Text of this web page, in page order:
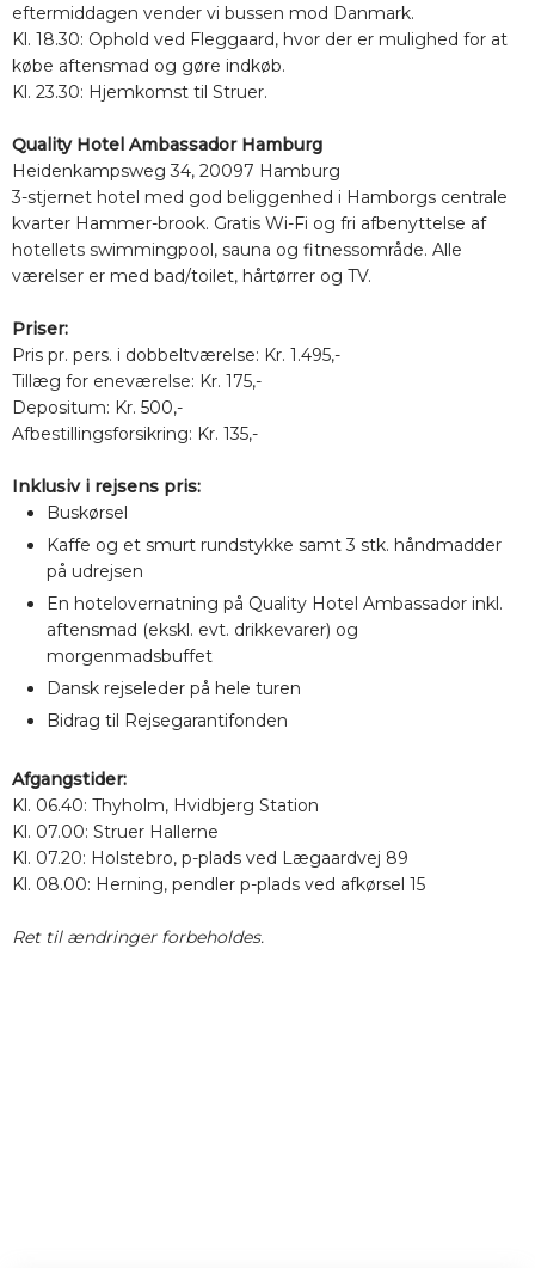
eftermiddagen vender vi bussen mod Danmark.
Kl. 18.30: Ophold ved Fleggaard, hvor der er mulighed for at
købe aftensmad og gøre indkøb.
Kl. 23.30: Hjemkomst til Struer.
Quality Hotel Ambassador Hamburg
Heidenkampsweg 34, 20097 Hamburg
3-stjernet hotel med god beliggenhed i Hamborgs centrale
kvarter Hammer-brook. Gratis Wi-Fi og fri afbenyttelse af
hotellets swimmingpool, sauna og fitnessområde. Alle
værelser er med bad/toilet, hårtørrer og TV.
Priser:
Pris pr. pers. i dobbeltværelse: Kr. 1.495,-
Tillæg for eneværelse: Kr. 175,-
Depositum: Kr. 500,-
Afbestillingsforsikring: Kr. 135,-
Inklusiv i rejsens pris:
Buskørsel
Kaffe og et smurt rundstykke samt 3 stk. håndmadder
på udrejsen
En hotelovernatning på Quality Hotel Ambassador inkl.
aftensmad (ekskl. evt. drikkevarer) og
morgenmadsbuffet
Dansk rejseleder på hele turen
Bidrag til Rejsegarantifonden
Afgangstider:
Kl. 06.40: Thyholm, Hvidbjerg Station
Kl. 07.00: Struer Hallerne
Kl. 07.20: Holstebro, p-plads ved Lægaardvej 89
Kl. 08.00: Herning, pendler p-plads ved afkørsel 15
Ret til ændringer forbeholdes.